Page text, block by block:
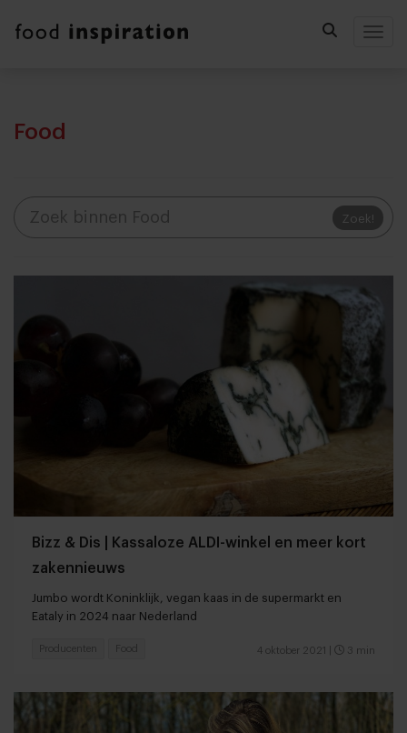
Food
Zoek!
Bizz & Dis | Kassaloze ALDI-winkel en meer kort
zakennieuws
Jumbo wordt Koninklijk, vegan kaas in de supermarkt en
Eataly in 2024 naar Nederland
4 oktober 2021 3 min
Producenten Food